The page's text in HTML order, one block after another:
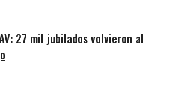
27 mil jubilados volvieron al